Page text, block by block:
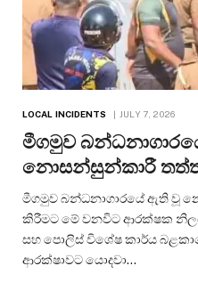
LOCAL INCIDENTS JULY 7, 2026
මීගමුව
නොසන්සුන්කාරී
මීගමුව බන්ධනාගාරයේ ඇති වූ
කිරීමට මේ වනවිට ආරක්ෂක
සහ පොලිස් විශේෂ කාර්ය
ආරක්ෂාවට යොදවා…